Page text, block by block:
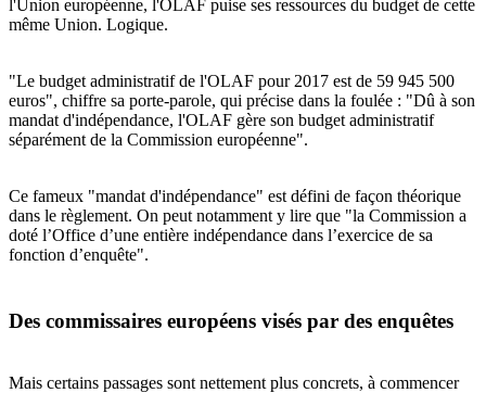
l'Union européenne, l'OLAF puise ses ressources du budget de cette
même Union. Logique.
"Le budget administratif de l'OLAF pour 2017 est de 59 945 500
euros", chiffre sa porte-parole, qui précise dans la foulée : "Dû à son
mandat d'indépendance, l'OLAF gère son budget administratif
séparément de la Commission européenne".
Ce fameux "mandat d'indépendance" est défini de façon théorique
dans le règlement. On peut notamment y lire que "la Commission a
doté l’Office d’une entière indépendance dans l’exercice de sa
fonction d’enquête".
Des commissaires européens visés par des enquêtes
Mais certains passages sont nettement plus concrets, à commencer